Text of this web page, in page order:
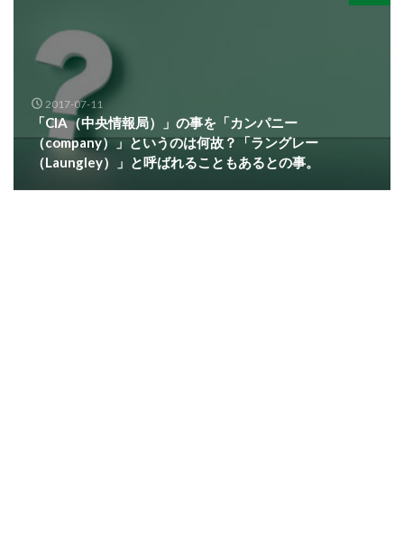
2017-07-11
「CIA（中央情報局）」の事を「カンパニー
（company）」というのは何故？「ラングレー
（Laungley）」と呼ばれることもあるとの事。